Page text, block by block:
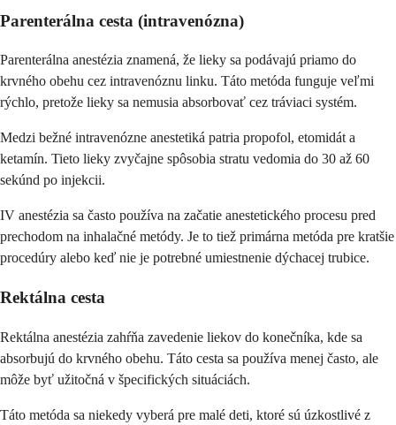
Parenterálna cesta (intravenózna)
Parenterálna anestézia znamená, že lieky sa podávajú priamo do
krvného obehu cez intravenóznu linku. Táto metóda funguje veľmi
rýchlo, pretože lieky sa nemusia absorbovať cez tráviaci systém.
Medzi bežné intravenózne anestetiká patria propofol, etomidát a
ketamín. Tieto lieky zvyčajne spôsobia stratu vedomia do 30 až 60
sekúnd po injekcii.
IV anestézia sa často používa na začatie anestetického procesu pred
prechodom na inhalačné metódy. Je to tiež primárna metóda pre kratšie
procedúry alebo keď nie je potrebné umiestnenie dýchacej trubice.
Rektálna cesta
Rektálna anestézia zahŕňa zavedenie liekov do konečníka, kde sa
absorbujú do krvného obehu. Táto cesta sa používa menej často, ale
môže byť užitočná v špecifických situáciách.
Táto metóda sa niekedy vyberá pre malé deti, ktoré sú úzkostlivé z